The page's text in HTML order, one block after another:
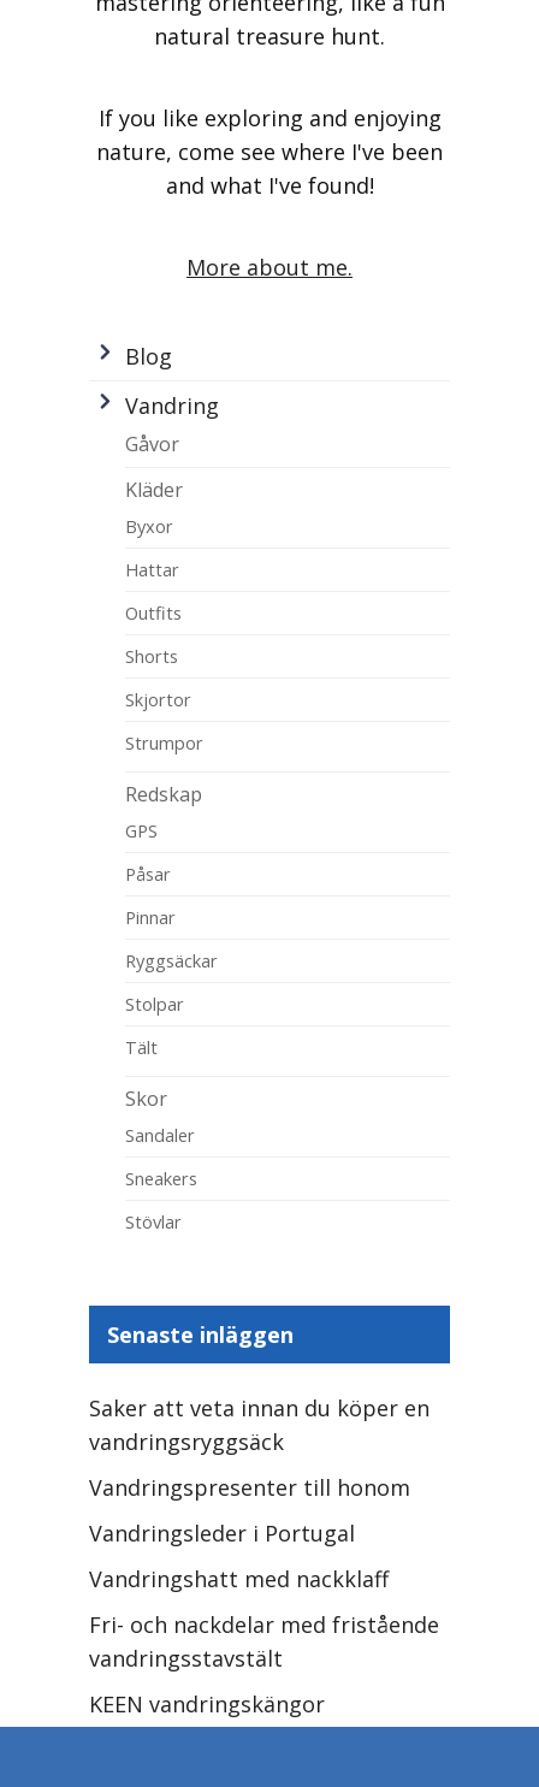
natural treasure hunt.
If you like exploring and enjoying
nature, come see where I've been
and what I've found!
More about me.
Blog
Vandring
Gåvor
Kläder
Byxor
Hattar
Outfits
Shorts
Skjortor
Strumpor
Redskap
GPS
Påsar
Pinnar
Ryggsäckar
Stolpar
Tält
Skor
Sandaler
Sneakers
Stövlar
Senaste inläggen
Saker att veta innan du köper en
vandringsryggsäck
Vandringspresenter till honom
Vandringsleder i Portugal
Vandringshatt med nackklaff
Fri- och nackdelar med fristående
vandringsstavstält
KEEN vandringskängor